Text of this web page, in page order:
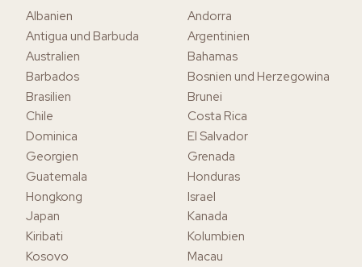
Albanien
Andorra
Antigua und Barbuda
Argentinien
Australien
Bahamas
Barbados
Bosnien und Herzegowina
Brasilien
Brunei
Chile
Costa Rica
Dominica
El Salvador
Georgien
Grenada
Guatemala
Honduras
Hongkong
Israel
Japan
Kanada
Kiribati
Kolumbien
Kosovo
Macau